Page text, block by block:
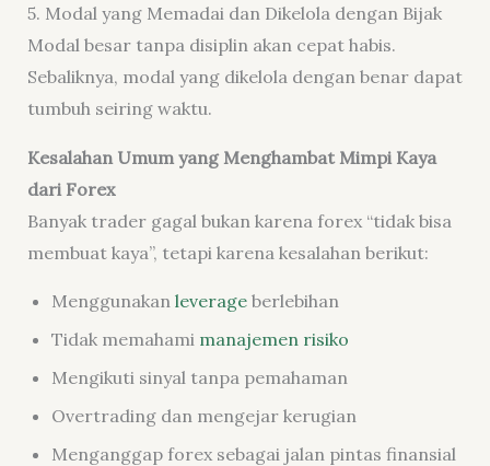
5. Modal yang Memadai dan Dikelola dengan Bijak
Modal besar tanpa disiplin akan cepat habis.
Sebaliknya, modal yang dikelola dengan benar dapat
tumbuh seiring waktu.
Kesalahan Umum yang Menghambat Mimpi Kaya
dari Forex
Banyak trader gagal bukan karena forex “tidak bisa
membuat kaya”, tetapi karena kesalahan berikut:
Menggunakan leverageberlebihan
Tidak memahami manajemen risiko
Mengikuti sinyal tanpa pemahaman
Overtrading dan mengejar kerugian
Menganggap forex sebagai jalan pintas finansial